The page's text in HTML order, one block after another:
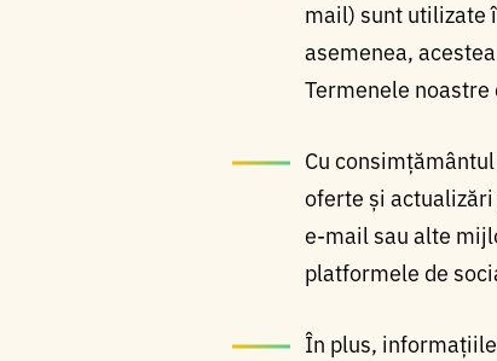
mail) sunt utilizate
asemenea,
Termenele
Cu
oferte și
e-mail sau alte
platformele de
În plus,